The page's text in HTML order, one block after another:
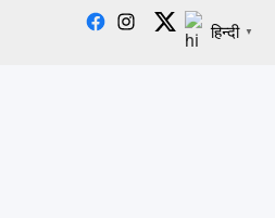
Facebook
Instagram
X हिन्दी ▼